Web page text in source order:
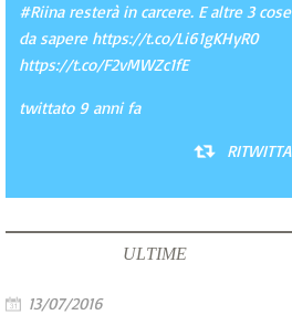
#Riina resterà in carcere. E altre 3 cose
da sapere https://t.co/Li61gKHyR0
https://t.co/F2vMWZc1fE
twittato 9 anni fa
RITWITTA
ULTIME
13/07/2016